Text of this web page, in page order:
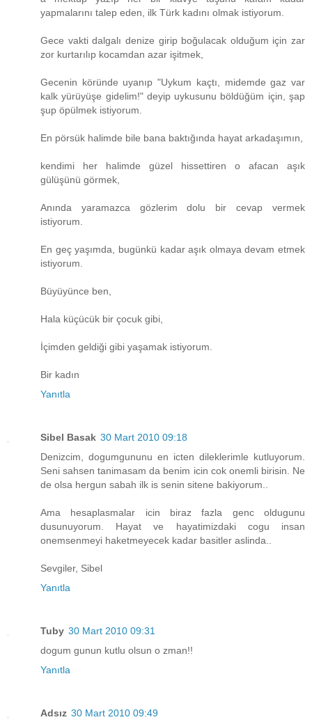
yapmalarını talep eden, ilk Türk kadını olmak istiyorum.
Gece vakti dalgalı denize girip boğulacak olduğum için zar
zor kurtarılıp kocamdan azar işitmek,
Gecenin köründe uyanıp "Uykum kaçtı, midemde gaz var
kalk yürüyüşe gidelim!" deyip uykusunu böldüğüm için, şap
şup öpülmek istiyorum.
En pörsük halimde bile bana baktığında hayat arkadaşımın,
kendimi her halimde güzel hissettiren o afacan aşık
gülüşünü görmek,
Anında yaramazca gözlerim dolu bir cevap vermek
istiyorum.
En geç yaşımda, bugünkü kadar aşık olmaya devam etmek
istiyorum.
Büyüyünce ben,
Hala küçücük bir çocuk gibi,
İçimden geldiği gibi yaşamak istiyorum.
Bir kadın
Yanıtla
Sibel Basak 30 Mart 2010 09:18
Denizcim, dogumgununu en icten dileklerimle kutluyorum.
Seni sahsen tanimasam da benim icin cok onemli birisin. Ne
de olsa hergun sabah ilk is senin sitene bakiyorum..
Ama hesaplasmalar icin biraz fazla genc oldugunu
dusunuyorum. Hayat ve hayatimizdaki cogu insan
onemsenmeyi haketmeyecek kadar basitler aslinda..
Sevgiler, Sibel
Yanıtla
Tuby 30 Mart 2010 09:31
dogum gunun kutlu olsun o zman!!
Yanıtla
Adsız 30 Mart 2010 09:49